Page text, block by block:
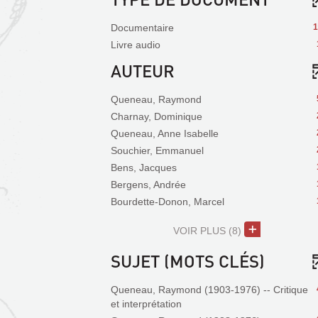
Documentaire
Livre audio
AUTEUR
Queneau, Raymond
Charnay, Dominique
Queneau, Anne Isabelle
Souchier, Emmanuel
Bens, Jacques
Bergens, Andrée
Bourdette-Donon, Marcel
VOIR PLUS (8)
SUJET (MOTS CLÉS)
Queneau, Raymond (1903-1976) -- Critique
et interprétation